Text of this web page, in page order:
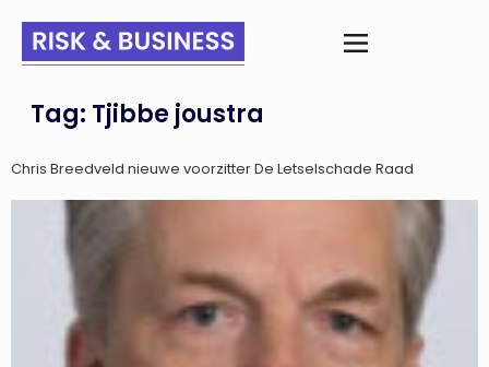
Tag: Tjibbe joustra
Chris Breedveld nieuwe voorzitter De Letselschade Raad